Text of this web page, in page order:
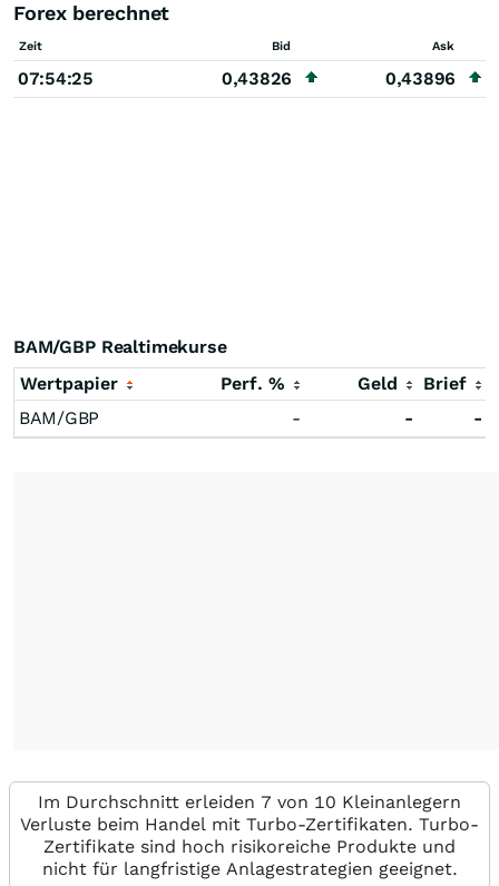
Forex berechnet
Zeit Bid Ask
07:54:25 0,43826 0,43896
BAM/GBP Realtimekurse
Wertpapier
Perf. % Geld
Brief
BAM/GBP
- - -
Im Durchschnitt erleiden 7 von 10 Kleinanlegern
Verluste beim Handel mit Turbo-Zertifikaten. Turbo-
Zertifikate sind hoch risikoreiche Produkte und
nicht für langfristige Anlagestrategien geeignet.